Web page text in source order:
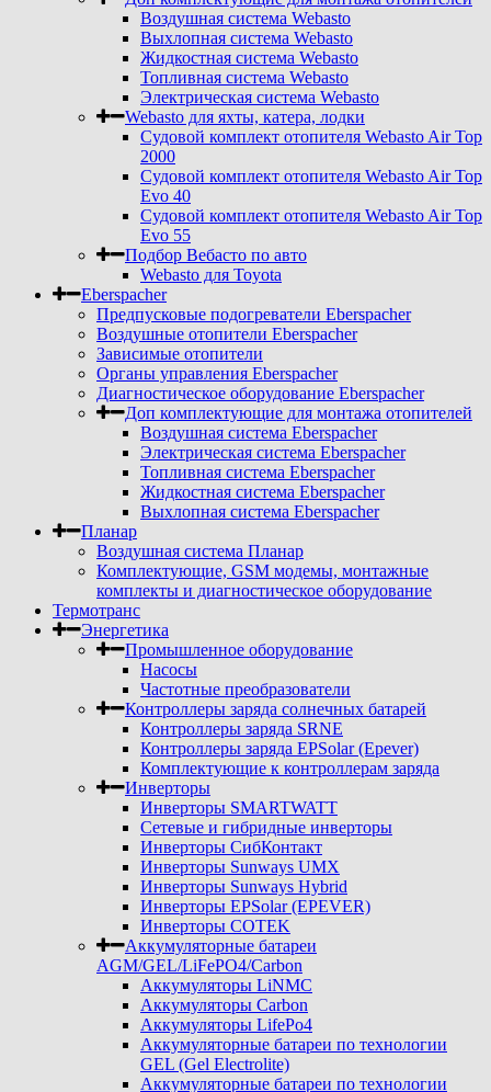
Воздушная система Webasto
Выхлопная система Webasto
Жидкостная система Webasto
Топливная система Webasto
Электрическая система Webasto
Webasto для яхты, катера, лодки
Судовой комплект отопителя Webasto Air Top
2000
Судовой комплект отопителя Webasto Air Top
Evo 40
Судовой комплект отопителя Webasto Air Top
Evo 55
Подбор Вебасто по авто
Webasto для Toyota
Eberspacher
Предпусковые подогреватели Eberspacher
Воздушные отопители Eberspacher
Зависимые отопители
Органы управления Eberspacher
Диагностическое оборудование Eberspacher
Доп комплектующие для монтажа отопителей
Воздушная система Eberspacher
Электрическая система Eberspacher
Топливная система Eberspacher
Жидкостная система Eberspacher
Выхлопная система Eberspacher
Планар
Воздушная система Планар
Комплектующие, GSM модемы, монтажные
комплекты и диагностическое оборудование
Термотранс
Энергетика
Промышленное оборудование
Насосы
Частотные преобразователи
Контроллеры заряда солнечных батарей
Контроллеры заряда SRNE
Контроллеры заряда EPSolar (Epever)
Комплектующие к контроллерам заряда
Инверторы
Инверторы SMARTWATT
Сетевые и гибридные инверторы
Инверторы СибКонтакт
Инверторы Sunways UMX
Инверторы Sunways Hybrid
Инверторы EPSolar (EPEVER)
Инверторы COTEK
Аккумуляторные батареи
AGM/GEL/LiFePO4/Carbon
Аккумуляторы LiNMC
Аккумуляторы Carbon
Аккумуляторы LifePo4
Аккумуляторные батареи по технологии
GEL (Gel Electrolite)
Аккумуляторные батареи по технологии